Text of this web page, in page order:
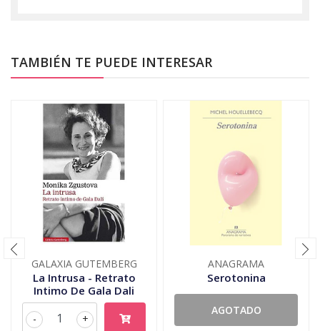
TAMBIÉN TE PUEDE INTERESAR
GALAXIA GUTEMBERG
La Intrusa - Retrato
Intimo De Gala Dali
+
-
ANAGRAMA
Serotonina
AGOTADO